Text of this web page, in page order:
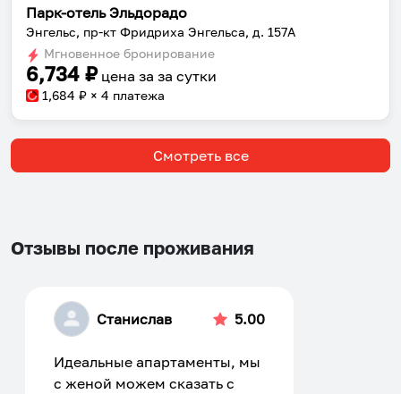
Парк-отель Эльдорадо
Энгельс, пр-кт Фридриха Энгельса, д. 157А
Мгновенное бронирование
6,734 ₽ цена за за сутки
1,684 ₽ × 4 платежа
Смотреть все
Отзывы после проживания
Станислав 5.00
Идеальные апартаменты, мы
с женой можем сказать с